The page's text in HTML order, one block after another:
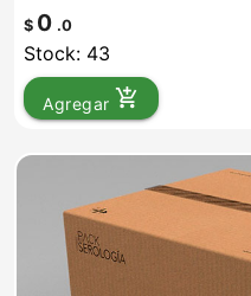
$ 0 .0
Stock: 43
Agregar add_shopping_cart